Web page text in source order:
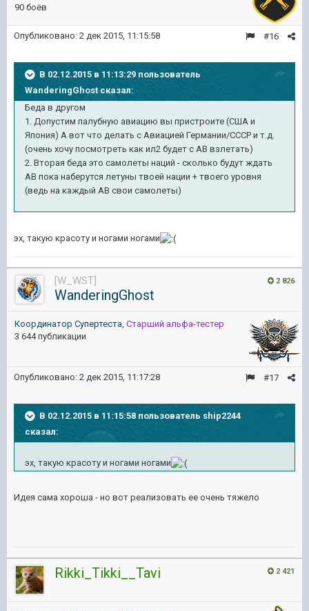
90 боёв
#16
Опубликовано: 2 дек 2015, 11:15:58
В 02.12.2015 в 11:13:29 пользователь
WanderingGhost сказал:
Беда в другом
1. Допустим палубную авиацию вы пристроите (США и
Япония) А вот что делать с Авиацией Германии/СССР и т.д.
(очень хочу посмотреть как ил2 будет с АВ взлетать)
2. Вторая беда это самолеты наций - сколько будут ждать
АВ пока наберутся летуны твоей нации + твоего уровня
(ведь на каждый АВ свои самолеты)
эх, такую красоту и ногами ногами
2 826
[W_WST]
WanderingGhost
Координатор Cупертеста, Старший альфа-тестер
3 644 публикации
#17
Опубликовано: 2 дек 2015, 11:17:28
В 02.12.2015 в 11:15:58 пользователь ship2244
сказал:
эх, такую красоту и ногами ногами
Идея сама хороша - но вот реализовать ее очень тяжело
2 421
Rikki_Tikki__Tavi